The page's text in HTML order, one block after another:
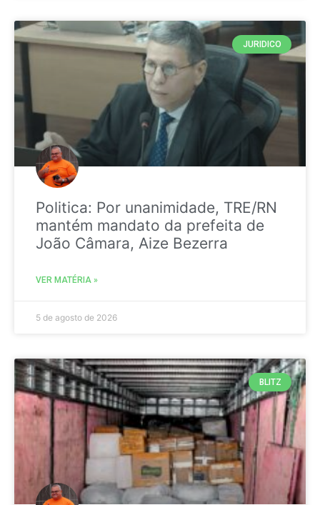
JURIDICO
Politica: Por unanimidade, TRE/RN
mantém mandato da prefeita de
João Câmara, Aize Bezerra
VER MATÉRIA »
5 de agosto de 2026
BLITZ